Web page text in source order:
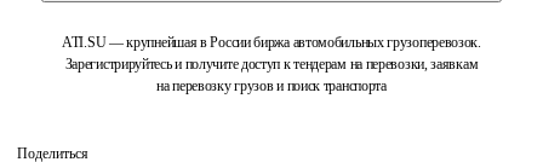
ATI.SU — крупнейшая в России биржа автомобильных грузоперевозок.
Зарегистрируйтесь и получите доступ к тендерам на перевозки, заявкам
на перевозку грузов и поиск транспорта
Поделиться